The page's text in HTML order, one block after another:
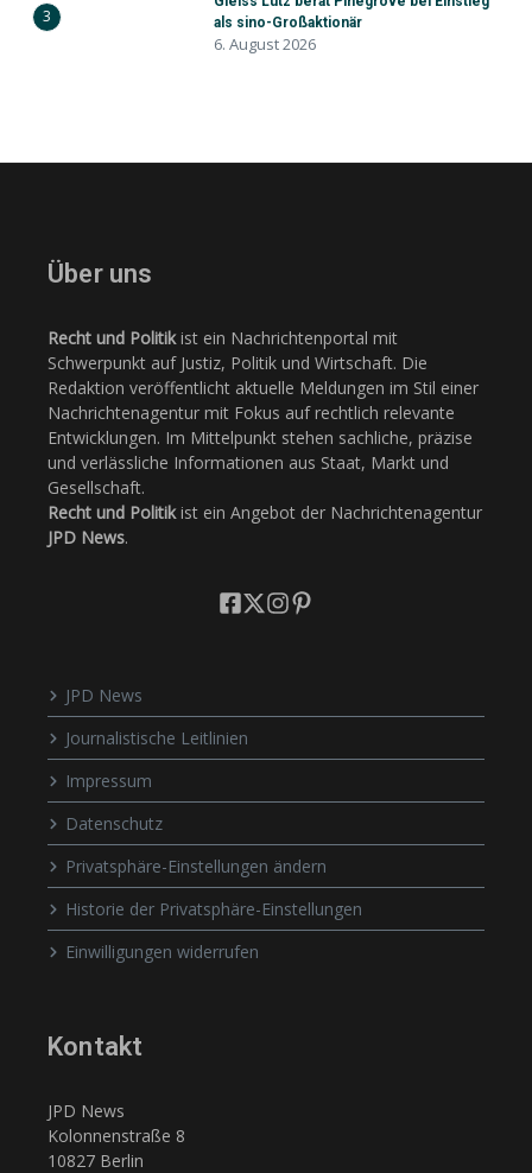
3
als sino-Großaktionär
6. August 2026
Über uns
Recht und Politikist ein Nachrichtenportal mit
Schwerpunkt auf Justiz, Politik und Wirtschaft. Die
Redaktion veröffentlicht aktuelle Meldungen im Stil einer
Nachrichtenagentur mit Fokus auf rechtlich relevante
Entwicklungen. Im Mittelpunkt stehen sachliche, präzise
und verlässliche Informationen aus Staat, Markt und
Gesellschaft.
Recht und Politikist ein Angebot der Nachrichtenagentur
JPD News.
JPD News
Journalistische Leitlinien
Impressum
Datenschutz
Privatsphäre-Einstellungen ändern
Historie der Privatsphäre-Einstellungen
Einwilligungen widerrufen
Kontakt
JPD News
Kolonnenstraße 8
10827 Berlin